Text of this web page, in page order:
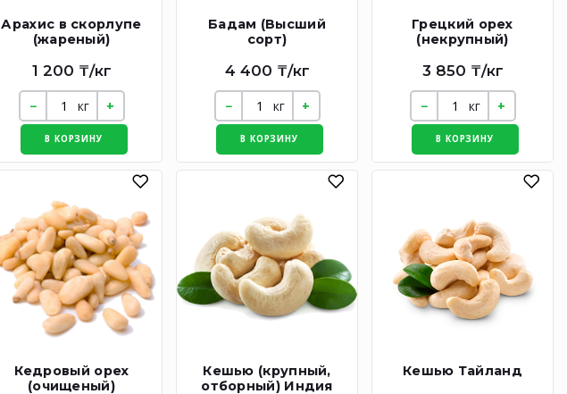
Арахис в скорлупе
(жареный)
1 200 ₸/кг
кг
В КОРЗИНУ
Бадам (Высший
сорт)
4 400 ₸/кг
кг
В КОРЗИНУ
Грецкий орех
(некрупный)
3 850 ₸/кг
кг
В КОРЗИНУ
Кедровый орех
(очищеный)
Кешью (крупный,
отборный) Индия
Кешью Тайланд